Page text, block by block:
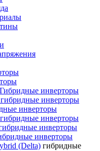
инверторы
инверторы
инверторы
инверторы
инверторы
инверторы
(Delta) гибридные